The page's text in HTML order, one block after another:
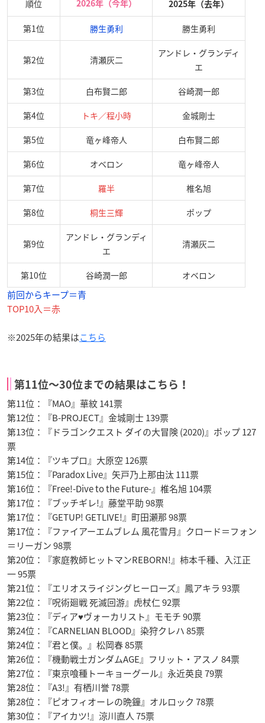
順位 2026年（今年） 2025年（去年）
第1位 勝生勇利 勝生勇利
第2位 清瀬灰二
アンドレ・グランディ
エ
第3位 白布賢二郎 谷崎潤一郎
第4位 トキ／程小時 金城剛士
第5位 竜ヶ峰帝人 白布賢二郎
第6位 オベロン 竜ヶ峰帝人
第7位 羅半 椎名旭
第8位 桐生三輝 ポップ
第9位
アンドレ・グランディ
エ
清瀬灰二
第10位 谷崎潤一郎 オベロン
前回からキープ＝青
TOP10入＝赤
※2025年の結果はこちら
第11位〜30位までの結果はこちら！
第11位：『MAO』華紋 141票
第12位：『B-PROJECT』金城剛士 139票
第13位：『ドラゴンクエスト ダイの大冒険 (2020)』ポップ 127
票
第14位：『ツキプロ』大原空 126票
第15位：『Paradox Live』矢戸乃上那由汰 111票
第16位：『Free!-Dive to the Future-』椎名旭 104票
第17位：『ブッチギレ!』藤堂平助 98票
第17位：『GETUP! GETLIVE!』町田瀬那 98票
第17位：『ファイアーエムブレム 風花雪月』クロード＝フォン
＝リーガン 98票
第20位：『家庭教師ヒットマンREBORN!』柿本千種、入江正
一 95票
第21位：『エリオスライジングヒーローズ』鳳アキラ 93票
第22位：『呪術廻戦 死滅回游』虎杖仁 92票
第23位：『ディア♥ヴォーカリスト』モモチ 90票
第24位：『CARNELIAN BLOOD』染狩クレハ 85票
第24位：『君と僕。』松岡春 85票
第26位：『機動戦士ガンダムAGE』フリット・アスノ 84票
第27位：『東京喰種トーキョーグール』永近英良 79票
第28位：『A3!』有栖川誉 78票
第28位：『ピオフィオーレの晩鐘』オルロック 78票
第30位：『アイカツ!』涼川直人 75票